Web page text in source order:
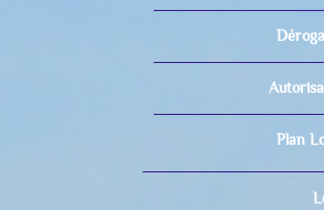
Plan